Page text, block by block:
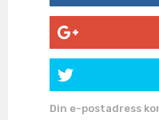
Din e-postadress